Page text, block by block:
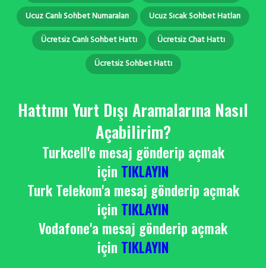
Ucuz Canlı Sohbet Numaraları
Ucuz Sıcak Sohbet Hatları
Ücretsiz Canlı Sohbet Hattı
Ücretsiz Chat Hattı
Ücretsiz Sohbet Hattı
Hattımı Yurt Dışı Aramalarına Nasıl
Açabilirim?
Turkcell'e mesaj gönderip açmak
için TIKLAYIN
Turk Telekom'a mesaj gönderip açmak
için TIKLAYIN
Vodafone'a mesaj gönderip açmak
için TIKLAYIN